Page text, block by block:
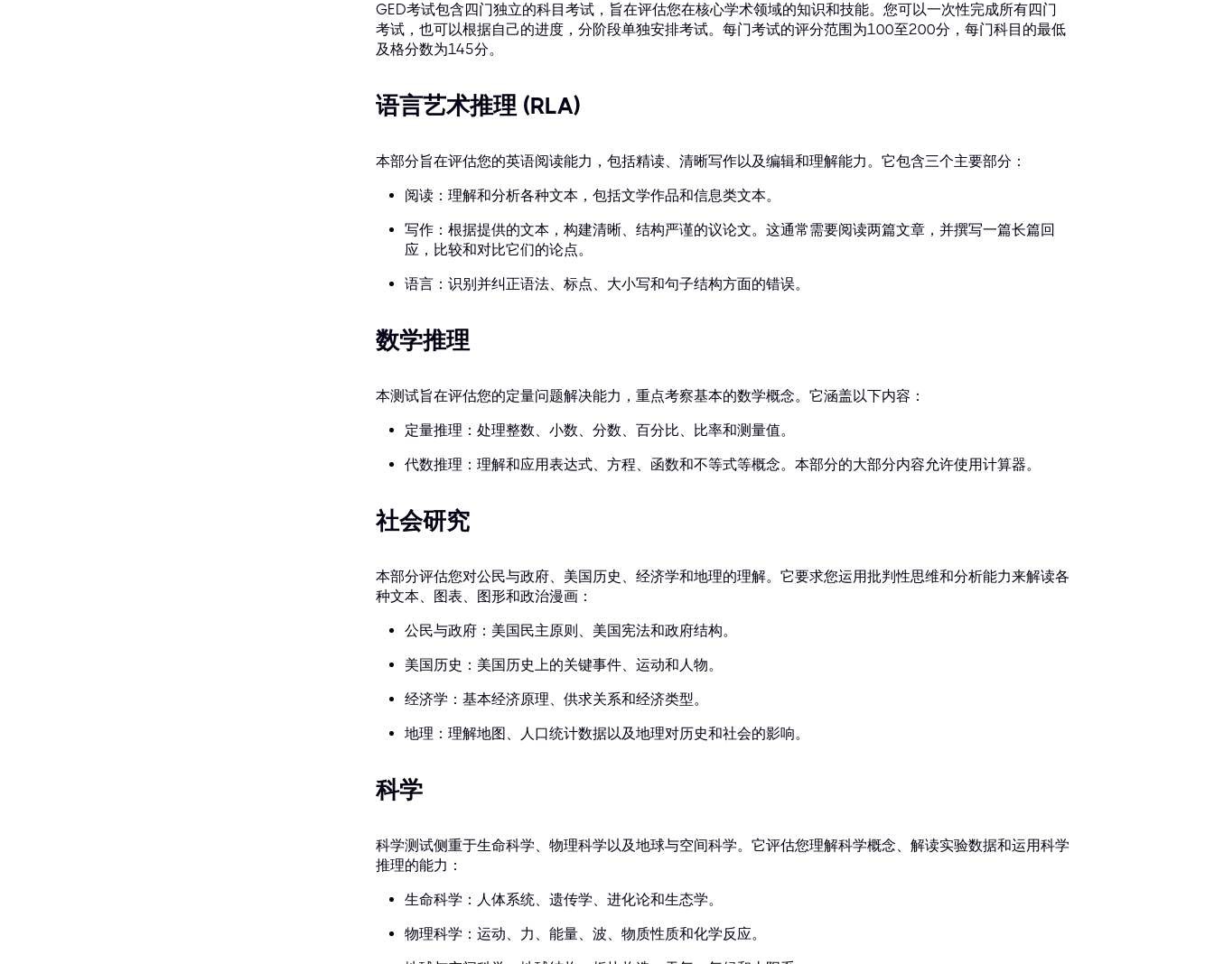
GED考试包含四门独立的科目考试，旨在评估您在核心学术领域的知识和技能。您可以一次性完成所有四门
考试，也可以根据自己的进度，分阶段单独安排考试。每门考试的评分范围为100至200分，每门科目的最低
及格分数为145分。
语言艺术推理 (RLA)
本部分旨在评估您的英语阅读能力，包括精读、清晰写作以及编辑和理解能力。它包含三个主要部分：
阅读：理解和分析各种文本，包括文学作品和信息类文本。
写作：根据提供的文本，构建清晰、结构严谨的议论文。这通常需要阅读两篇文章，并撰写一篇长篇回
应，比较和对比它们的论点。
语言：识别并纠正语法、标点、大小写和句子结构方面的错误。
数学推理
本测试旨在评估您的定量问题解决能力，重点考察基本的数学概念。它涵盖以下内容：
定量推理：处理整数、小数、分数、百分比、比率和测量值。
代数推理：理解和应用表达式、方程、函数和不等式等概念。本部分的大部分内容允许使用计算器。
社会研究
本部分评估您对公民与政府、美国历史、经济学和地理的理解。它要求您运用批判性思维和分析能力来解读各
种文本、图表、图形和政治漫画：
公民与政府：美国民主原则、美国宪法和政府结构。
美国历史：美国历史上的关键事件、运动和人物。
经济学：基本经济原理、供求关系和经济类型。
地理：理解地图、人口统计数据以及地理对历史和社会的影响。
科学
科学测试侧重于生命科学、物理科学以及地球与空间科学。它评估您理解科学概念、解读实验数据和运用科学
推理的能力：
生命科学：人体系统、遗传学、进化论和生态学。
物理科学：运动、力、能量、波、物质性质和化学反应。